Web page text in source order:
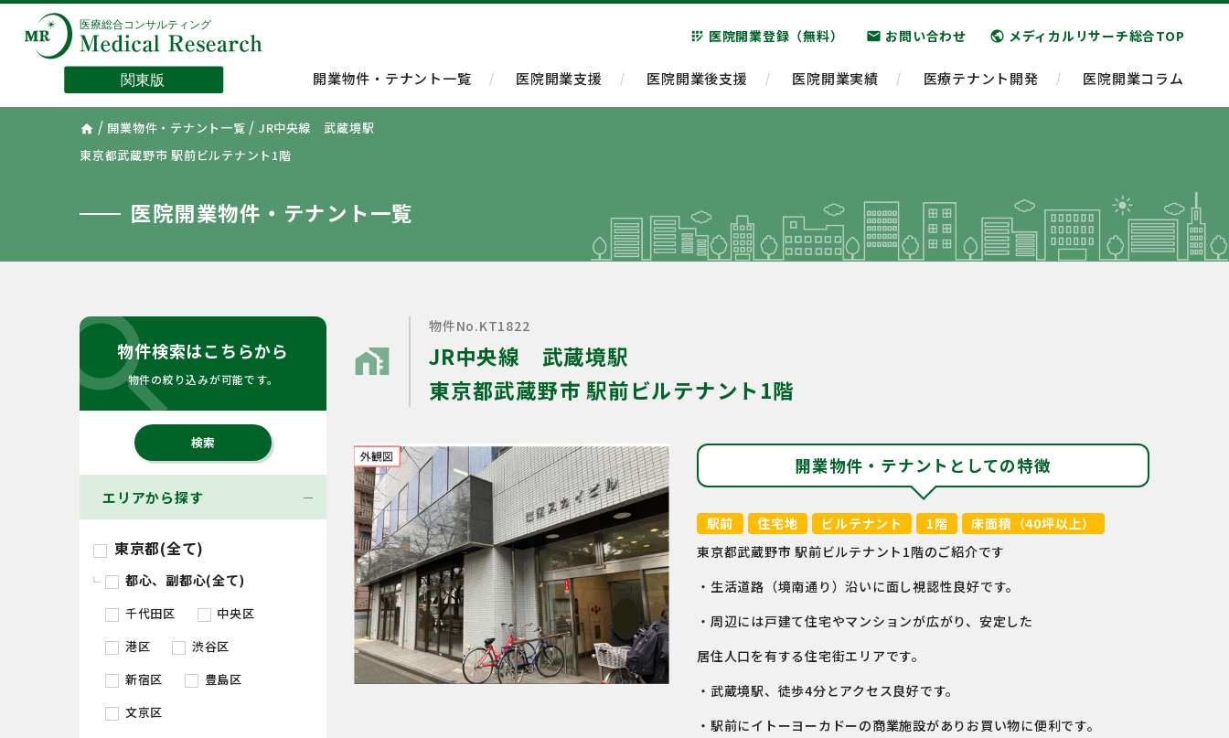
app_registration 医院開業登録（無料） email お問い合わせ public メディカルリサーチ総合TOP
開業物件・テナント一覧 医院開業支援 医院開業後支援 医院開業実績 医療テナント開発 医院開業コラム
home / 開業物件・テナント一覧 / JR中央線 武蔵境駅
東京都武蔵野市 駅前ビルテナント1階
医院開業物件・テナント一覧
物件検索はこちらから
物件の絞り込みが可能です。
search
エリアから探す
東京都(全て)
都心、副都心(全て)
千代田区
中央区
港区
渋谷区
新宿区
豊島区
文京区
home_work
物件No.KT1822
JR中央線 武蔵境駅
東京都武蔵野市 駅前ビルテナント1階
開業物件・テナントとしての特徴
駅前 住宅地 ビルテナント 1階
床面積（40坪以上）
東京都武蔵野市 駅前ビルテナント1階のご紹介です
・生活道路（境南通り）沿いに面し視認性良好です。
・周辺には戸建て住宅やマンションが広がり、安定した
居住人口を有する住宅街エリアです。
・武蔵境駅、徒歩4分とアクセス良好です。
・駅前にイトーヨーカドーの商業施設がありお買い物に便利です。